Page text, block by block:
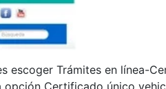
escoger Trámites en línea-